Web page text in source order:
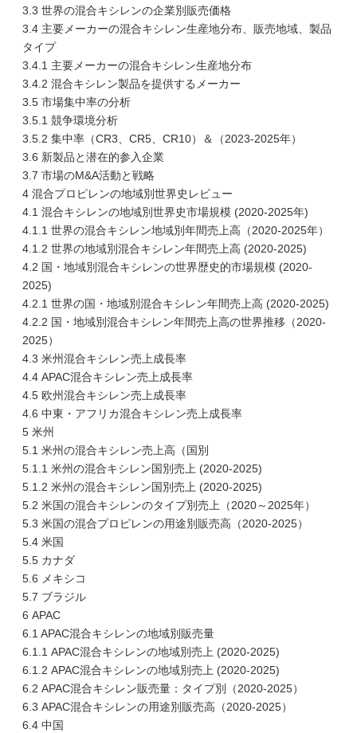
3.3 世界の混合キシレンの企業別販売価格
3.4 主要メーカーの混合キシレン生産地分布、販売地域、製品
タイプ
3.4.1 主要メーカーの混合キシレン生産地分布
3.4.2 混合キシレン製品を提供するメーカー
3.5 市場集中率の分析
3.5.1 競争環境分析
3.5.2 集中率（CR3、CR5、CR10）＆（2023-2025年）
3.6 新製品と潜在的参入企業
3.7 市場のM&A活動と戦略
4 混合プロピレンの地域別世界史レビュー
4.1 混合キシレンの地域別世界史市場規模 (2020-2025年)
4.1.1 世界の混合キシレン地域別年間売上高（2020-2025年）
4.1.2 世界の地域別混合キシレン年間売上高 (2020-2025)
4.2 国・地域別混合キシレンの世界歴史的市場規模 (2020-
2025)
4.2.1 世界の国・地域別混合キシレン年間売上高 (2020-2025)
4.2.2 国・地域別混合キシレン年間売上高の世界推移（2020-
2025）
4.3 米州混合キシレン売上成長率
4.4 APAC混合キシレン売上成長率
4.5 欧州混合キシレン売上成長率
4.6 中東・アフリカ混合キシレン売上成長率
5 米州
5.1 米州の混合キシレン売上高（国別
5.1.1 米州の混合キシレン国別売上 (2020-2025)
5.1.2 米州の混合キシレン国別売上 (2020-2025)
5.2 米国の混合キシレンのタイプ別売上（2020～2025年）
5.3 米国の混合プロピレンの用途別販売高（2020-2025）
5.4 米国
5.5 カナダ
5.6 メキシコ
5.7 ブラジル
6 APAC
6.1 APAC混合キシレンの地域別販売量
6.1.1 APAC混合キシレンの地域別売上 (2020-2025)
6.1.2 APAC混合キシレンの地域別売上 (2020-2025)
6.2 APAC混合キシレン販売量：タイプ別（2020-2025）
6.3 APAC混合キシレンの用途別販売高（2020-2025）
6.4 中国